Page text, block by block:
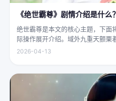
《绝世霸尊》剧情介绍是什么
绝世霸尊是本文的核心主题，下面
际操作展开介绍。域外九重天颤栗
人间界最后一道防线——诛仙阵。
2026-04-13